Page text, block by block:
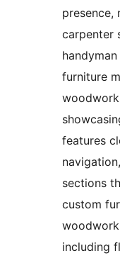
presence,
carpenter
furniture
features
sections
custom
including